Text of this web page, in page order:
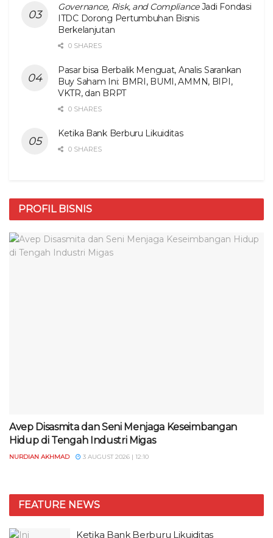
Governance, Risk, and ComplianceJadi Fondasi
ITDC Dorong Pertumbuhan Bisnis
Berkelanjutan
0 SHARES
Pasar bisa Berbalik Menguat, Analis Sarankan
Buy Saham Ini: BMRI, BUMI, AMMN, BIPI,
VKTR, dan BRPT
0 SHARES
Ketika Bank Berburu Likuiditas
0 SHARES
PROFIL BISNIS
Avep Disasmita dan Seni Menjaga Keseimbangan
Hidup di Tengah Industri Migas
NURDIAN AKHMAD 3 AUGUST 2026 | 12:10
FEATURE NEWS
Ketika Bank Berburu Likuiditas